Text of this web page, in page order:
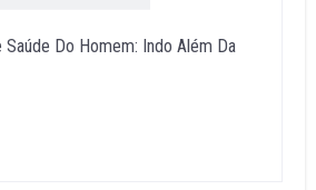
Saúde Do Homem: Indo Além Da